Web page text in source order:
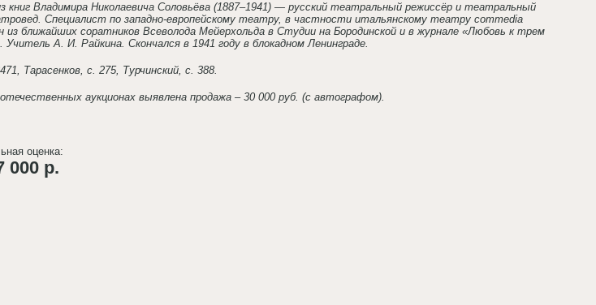
книг Владимира Николаевича Соловьёва (1887–1941) — русский театральный режиссёр и театральный
Специалист по западно-европейскому театру, в частности итальянскому театру commedia
из ближайших соратников Всеволода Мейерхольда в Студии на Бородинской и в журнале «Любовь к трем
Учитель А. И. Райкина. Скончался в 1941 году в блокадном Ленинграде.
Тарасенков, с. 275, Турчинский, с. 388.
аукционах выявлена продажа – 30 000 руб. (с автографом).
оценка:
000 р.